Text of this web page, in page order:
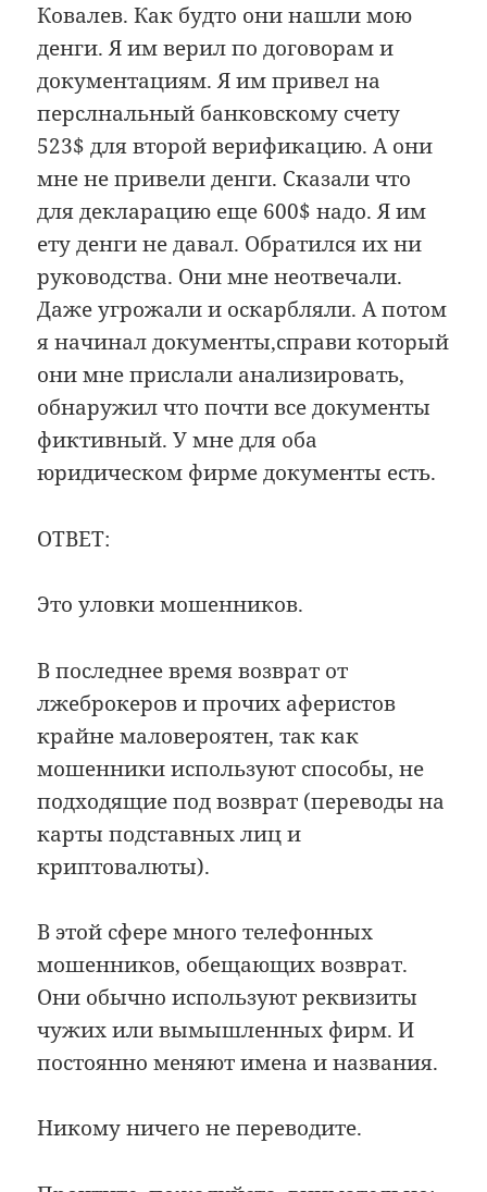
Ковалев. Как будто они нашли мою
денги. Я им верил по договорам и
документациям. Я им привел на
перслнальный банковскому счету
523$ для второй верификацию. А они
мне не привели денги. Сказали что
для декларацию еще 600$ надо. Я им
ету денги не давал. Обратился их ни
руководства. Они мне неотвечали.
Даже угрожали и оскарбляли. А потом
я начинал документы,справи который
они мне прислали анализировать,
обнаружил что почти все документы
фиктивный. У мне для оба
юридическом фирме документы есть.
ОТВЕТ:
Это уловки мошенников.
В последнее время возврат от
лжеброкеров и прочих аферистов
крайне маловероятен, так как
мошенники используют способы, не
подходящие под возврат (переводы на
карты подставных лиц и
криптовалюты).
В этой сфере много телефонных
мошенников, обещающих возврат.
Они обычно используют реквизиты
чужих или вымышленных фирм. И
постоянно меняют имена и названия.
Никому ничего не переводите.